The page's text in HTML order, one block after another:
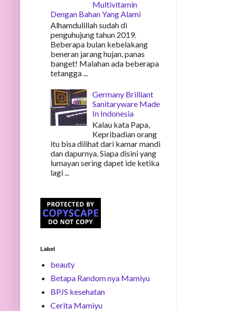
Multivitamin
Dengan Bahan Yang Alami
Alhamdulillah sudah di
penguhujung tahun 2019.
Beberapa bulan kebelakang
beneran jarang hujan, panas
banget! Malahan ada beberapa
tetangga ...
Germany Brilliant
Sanitaryware Made
In Indonesia
Kalau kata Papa,
Kepribadian orang
itu bisa dilihat dari kamar mandi
dan dapurnya. Siapa disini yang
lumayan sering dapet ide ketika
lagi ...
Label
beauty
Betapa Random nya Mamiyu
BPJS kesehatan
Cerita Mamiyu